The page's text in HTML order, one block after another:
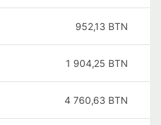
952,13 BTN
1 904,25 BTN
4 760,63 BTN